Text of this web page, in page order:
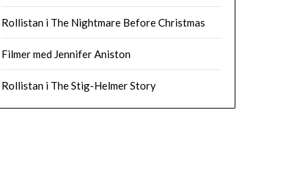
Rollistan i The Nightmare Before Christmas
Filmer med Jennifer Aniston
Rollistan i The Stig-Helmer Story